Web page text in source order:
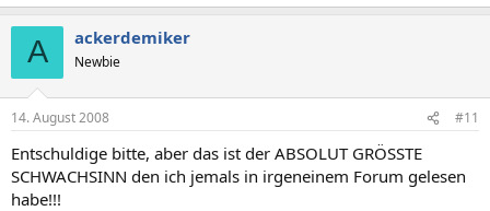
A ackerdemiker
Newbie
14. August 2008 #11
Entschuldige bitte, aber das ist der ABSOLUT GRÖSSTE
SCHWACHSINN den ich jemals in irgeneinem Forum gelesen
habe!!!